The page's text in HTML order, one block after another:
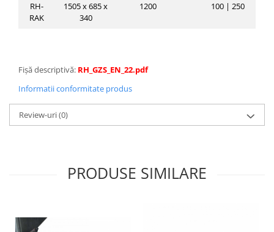
RH-
RAK
1505 x 685 x
340
1200 100 | 250
Fișă descriptivă: RH_GZS_EN_22.pdf
Informatii conformitate produs
Review-uri(0)
PRODUSE SIMILARE